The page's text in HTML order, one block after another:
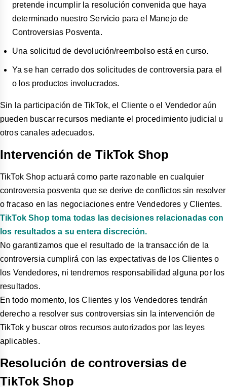
pretende incumplir la resolución convenida que haya
determinado nuestro Servicio para el Manejo de
Controversias Posventa.
Una solicitud de devolución/reembolso está en curso.
Ya se han cerrado dos solicitudes de controversia para el
o los productos involucrados.
Sin la participación de TikTok, el Cliente o el Vendedor aún
pueden buscar recursos mediante el procedimiento judicial u
otros canales adecuados.
Intervención de TikTok Shop
TikTok Shop actuará como parte razonable en cualquier
controversia posventa que se derive de conflictos sin resolver
o fracaso en las negociaciones entre Vendedores y Clientes.
TikTok Shop toma todas las decisiones relacionadas con
los resultados a su entera discreción.
No garantizamos que el resultado de la transacción de la
controversia cumplirá con las expectativas de los Clientes o
los Vendedores, ni tendremos responsabilidad alguna por los
resultados.
En todo momento, los Clientes y los Vendedores tendrán
derecho a resolver sus controversias sin la intervención de
TikTok y buscar otros recursos autorizados por las leyes
aplicables.
Resolución de controversias de
TikTok Shop